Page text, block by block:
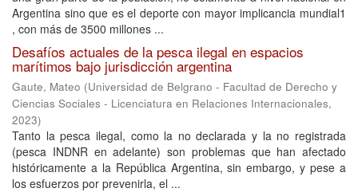
Argentina sino que es el deporte con mayor implicancia mundial1
, con más de 3500 millones ...
Desafíos actuales de la pesca ilegal en espacios
marítimos bajo jurisdicción argentina
Gaute, Mateo (Universidad de Belgrano - Facultad de Derecho y
Ciencias Sociales - Licenciatura en Relaciones Internacionales,
2023)
Tanto la pesca ilegal, como la no declarada y la no registrada
(pesca INDNR en adelante) son problemas que han afectado
históricamente a la República Argentina, sin embargo, y pese a
los esfuerzos por prevenirla, el ...